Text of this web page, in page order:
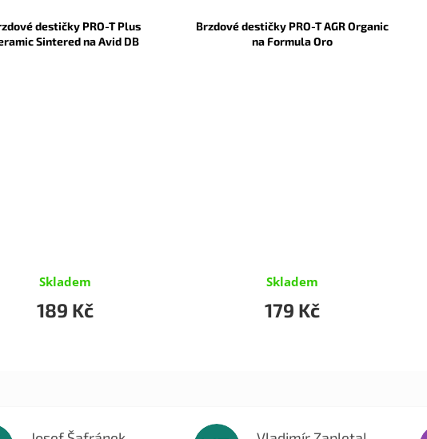
destičky PRO-T Plus
Sintered na Avid DB
Skladem
189 Kč
Brzdové destičky PRO-T AGR Organic
na Formula Oro
Skladem
179 Kč